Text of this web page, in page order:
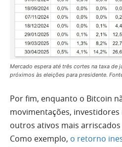
Mercado espera até três cortes na taxa de
próximos às eleições para presidente.
Por fim, enquanto o Bitcoin
movimentações,
outros ativos mais
Como exemplo, o retorno